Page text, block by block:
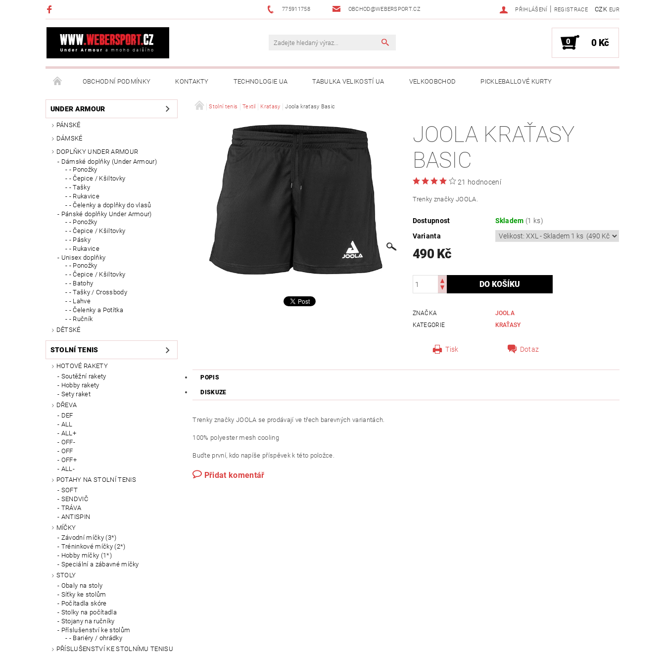
775911758 OBCHOD@WEBERSPORT.CZ CZK EUR
PŘIHLÁŠENÍ | REGISTRACE
0 0 Kč
OBCHODNÍ PODMÍNKY KONTAKTY TECHNOLOGIE UA TABULKA VELIKOSTÍ UA VELKOOBCHOD PICKLEBALLOVÉ KURTY
NAPIŠTE NÁM MOJE OBJEDNÁVKA
UNDER ARMOUR
PÁNSKÉ
DÁMSKÉ
DOPLŇKY UNDER ARMOUR
Dámské doplňky (Under Armour)
- Ponožky
- Čepice / Kšiltovky
- Tašky
- Rukavice
- Čelenky a doplňky do vlasů
Pánské doplňky Under Armour)
- Ponožky
- Čepice / Kšiltovky
- Pásky
- Rukavice
Unisex doplňky
- Ponožky
- Čepice / Kšiltovky
- Batohy
- Tašky / Crossbody
- Lahve
- Čelenky a Potítka
- Ručník
DĚTSKÉ
STOLNÍ TENIS
HOTOVÉ RAKETY
Soutěžní rakety
Hobby rakety
Sety raket
DŘEVA
DEF
ALL
ALL+
OFF-
OFF
OFF+
ALL-
POTAHY NA STOLNÍ TENIS
SOFT
SENDVIČ
TRÁVA
ANTISPIN
MÍČKY
Závodní míčky (3*)
Tréninkové míčky (2*)
Hobby míčky (1*)
Speciální a zábavné míčky
STOLY
Obaly na stoly
Síťky ke stolům
Počítadla skóre
Stolky na počítadla
Stojany na ručníky
Příslušenství ke stolům
- Bariéry / ohrádky
PŘÍSLUŠENSTVÍ KE STOLNÍMU TENISU
Stolní tenis Textil Kraťasy Joola kraťasy Basic
JOOLA KRAŤASY
BASIC
21 hodnocení
Trenky značky JOOLA.
Dostupnost Skladem (1 ks)
Varianta
490 Kč
ZNAČKA
JOOLA
KATEGORIE
KRAŤASY
Tisk Dotaz
POPIS
DISKUZE
Trenky značky JOOLA se prodávají ve třech barevných variantách.
100% polyester mesh cooling
Buďte první, kdo napíše příspěvek k této položce.
Přidat komentář